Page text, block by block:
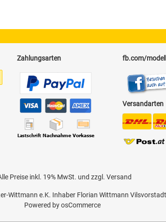
Zahlungsarten fb.com/
Versandarten
Preise inkl. 19% MwSt. und zzgl. Versand
Wittmann e.K. Inhaber Florian Wittmann
Powered byosCommerce